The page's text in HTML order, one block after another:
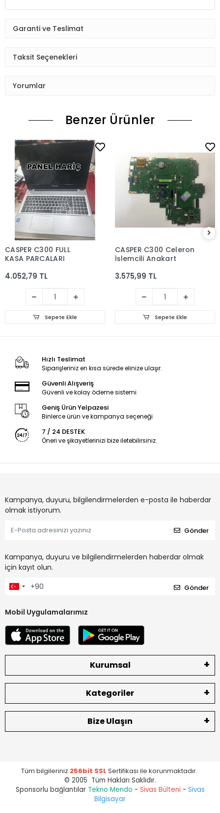
Garanti ve Teslimat
Taksit Seçenekleri
Yorumlar
Benzer Ürünler
CASPER C300 FULL
KASA PARCALARI
4.052,79 TL
Sepete Ekle
CASPER C300 Celeron
İşlemcili Anakart
3.575,99 TL
Sepete Ekle
Hızlı Teslimat
Siparişleriniz en kısa sürede elinize ulaşır.
Güvenli Alışveriş
Güvenli ve kolay ödeme sistemi
Geniş Ürün Yelpazesi
Binlerce ürün ve kampanya seçeneği
7 / 24 DESTEK
Öneri ve şikayetlerinizi bize iletebilirsiniz.
Kampanya, duyuru, bilgilendirmelerden e-posta ile haberdar
olmak istiyorum.
Gönder
Kampanya, duyuru ve bilgilendirmelerden haberdar olmak
için kayıt olun.
Gönder
Mobil Uygulamalarımız
Kurumsal
Kategoriler
Bize Ulaşın
Tüm bilgileriniz 256bit SSL Sertifikası ile korunmaktadır.
© 2005 Tüm Hakları Saklıdır.
Sponsorlu bağlantılar Tekno Mendo - Sivas Bülteni - Sivas
Bilgisayar